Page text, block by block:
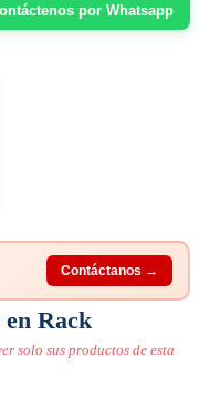
por Whatsapp
Contáctanos →
Rack
solo sus productos de esta